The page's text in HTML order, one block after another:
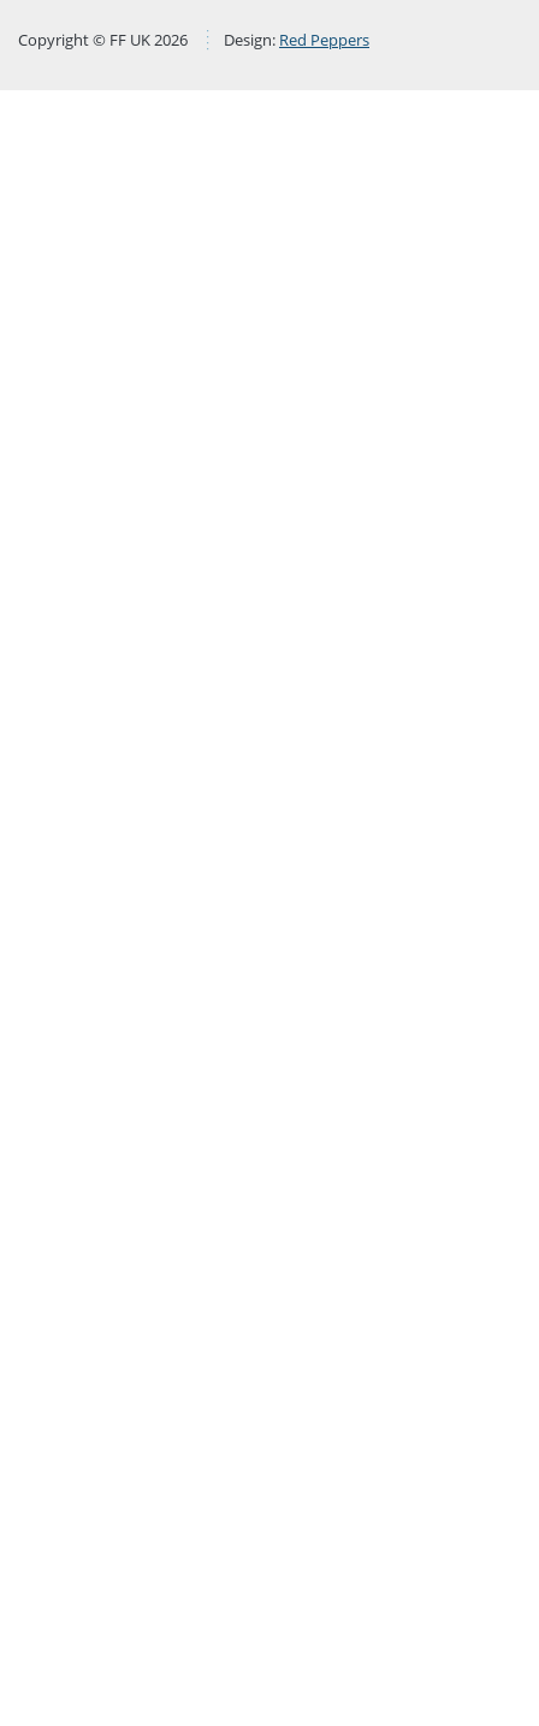
Copyright © FF UK 2026 Design: Red Peppers